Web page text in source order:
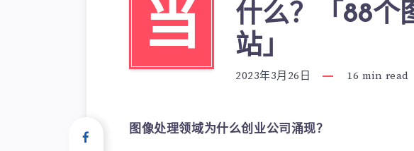
当
什么？「88个
站」
2023年3月26日 16 min read
图像处理领域为什么创业公司涌现？